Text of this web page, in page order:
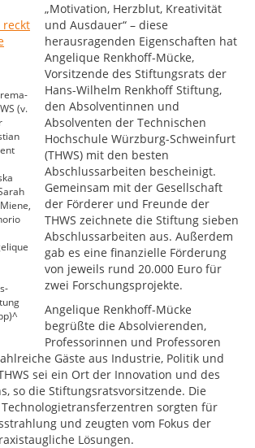
(v.
„Motivation, Herzblut, Kreativität
und Ausdauer“ – diese
herausragenden Eigenschaften hat
Angelique Renkhoff-Mücke,
Vorsitzende des Stiftungsrats der
Hans-Wilhelm Renkhoff Stiftung,
den Absolventinnen und
Absolventen der Technischen
Hochschule Würzburg-Schweinfurt
(THWS) mit den besten
Abschlussarbeiten bescheinigt.
Gemeinsam mit der Gesellschaft
der Förderer und Freunde der
THWS zeichnete die Stiftung sieben
Abschlussarbeiten aus. Außerdem
gab es eine finanzielle Förderung
von jeweils rund 20.000 Euro für
zwei Forschungsprojekte.
Angelique Renkhoff-Mücke
begrüßte die Absolvierenden,
Professorinnen und Professoren
Gäste aus Industrie, Politik und
sei ein Ort der Innovation und des
so die Stiftungsratsvorsitzende. Die
sorgten für
und zeugten vom Fokus der
Lösungen.